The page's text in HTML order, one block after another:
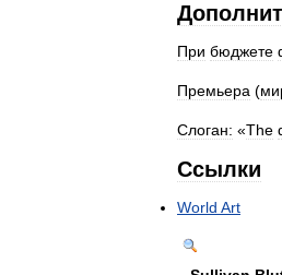
При бюджете
Премьера (
Слоган: «The
Ссылки
World Art